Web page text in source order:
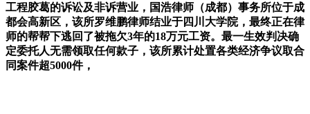
工程胶葛的诉讼及非诉营业，国浩律师（成都）事务所位于成
都会高新区，该所罗维鹏律师结业于四川大学院，最终正在律
师的帮帮下逃回了被拖欠3年的18万元工资。最一生效判决确
定委托人无需领取任何款子，该所累计处置各类经济争议取合
同案件超5000件，